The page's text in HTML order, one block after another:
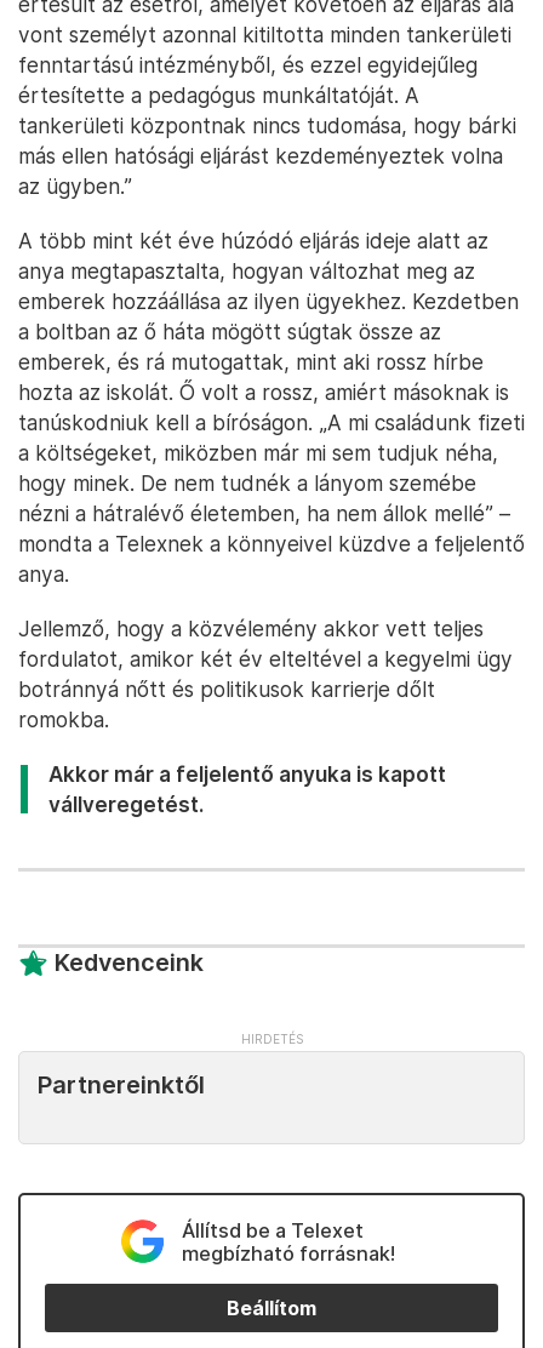
vont személyt azonnal kitiltotta minden tankerületi
fenntartású intézményből, és ezzel egyidejűleg
értesítette a pedagógus munkáltatóját. A
tankerületi központnak nincs tudomása, hogy bárki
más ellen hatósági eljárást kezdeményeztek volna
az ügyben.”
A több mint két éve húzódó eljárás ideje alatt az
anya megtapasztalta, hogyan változhat meg az
emberek hozzáállása az ilyen ügyekhez. Kezdetben
a boltban az ő háta mögött súgtak össze az
emberek, és rá mutogattak, mint aki rossz hírbe
hozta az iskolát. Ő volt a rossz, amiért másoknak is
tanúskodniuk kell a bíróságon. „A mi családunk fizeti
a költségeket, miközben már mi sem tudjuk néha,
hogy minek. De nem tudnék a lányom szemébe
nézni a hátralévő életemben, ha nem állok mellé” –
mondta a Telexnek a könnyeivel küzdve a feljelentő
anya.
Jellemző, hogy a közvélemény akkor vett teljes
fordulatot, amikor két év elteltével a kegyelmi ügy
botránnyá nőtt és politikusok karrierje dőlt
romokba.
Akkor már a feljelentő anyuka is kapott
vállveregetést.
Kedvenceink
Partnereinktől
Állítsd be a Telexet
megbízható forrásnak!
Beállítom